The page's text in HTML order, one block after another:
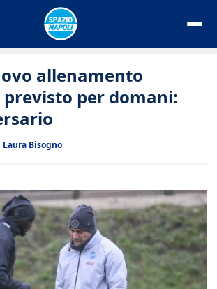
allenamento
per domani:
Laura Bisogno